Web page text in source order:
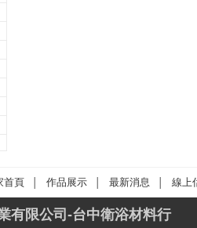
首頁 作品展示 最新消息 線上
有限公司-台中衛浴材料行